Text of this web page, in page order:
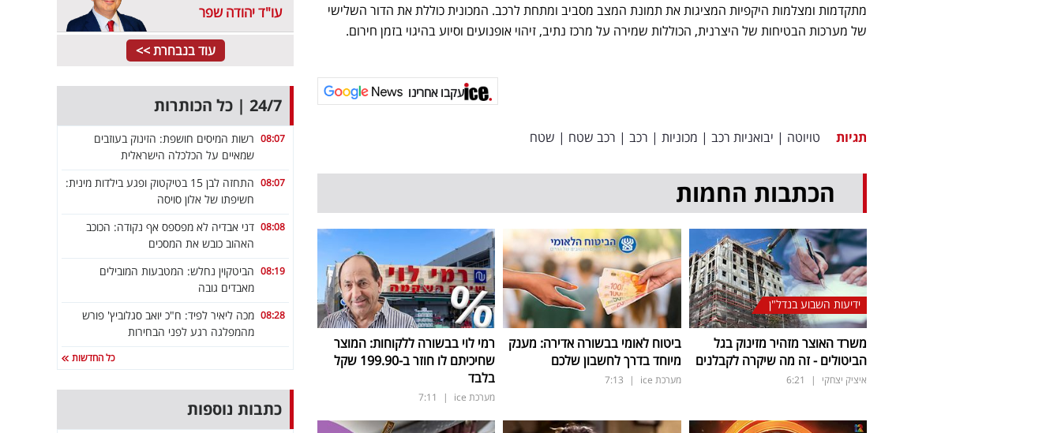
מתקדמות ומצלמות היקפיות המציגות את תמונת המצב מסביב ומתחת לרכב. המכונית כוללת את הדור השלישי
של מערכות הבטיחות של היצרנית, הכוללות שמירה על מרכז נתיב, זיהוי אופנועים וסיוע בהיגוי בזמן חירום.
עקבו אחרינו
תגיות טויוטה | יבואניות רכב | מכוניות | רכב | רכב שטח | שטח
הכתבות החמות
ידיעות השבוע בנדל"ן
משרד האוצר מזהיר מזינוק בגל
הביטולים - זה מה שיקרה לקבלנים
איציק יצחקי |
6:21
ביטוח לאומי בבשורה אדירה: מענק
מיוחד בדרך לחשבון שלכם
מערכת ice |
7:13
רמי לוי בבשורה ללקוחות: המוצר
שחיכיתם לו חוזר ב-199.90 שקל
בלבד
מערכת ice |
7:11
עו"ד יהודה שפר
עוד בנבחרת >>
24/7 | כל הכותרות
08:07 רשות המיסים חושפת: הזינוק בעוזבים
שמאיים על הכלכלה הישראלית
08:07
התחזה לבן 15 בטיקטוק ופגע בילדות מינית:
חשיפתו של אלון סויסה
08:08 דני אבדיה לא מפספס אף נקודה: הכוכב
האהוב כובש את המסכים
08:19 הביטקוין נחלש: המטבעות המובילים
מאבדים גובה
08:28 מכה ליאיר לפיד: ח"כ יואב סגלוביץ' פורש
מהמפלגה רגע לפני הבחירות
כל החדשות
כתבות נוספות